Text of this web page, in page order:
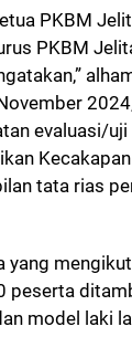
PKBM
PKBM
evaluasi/
tata rias
yang
peserta
model laki